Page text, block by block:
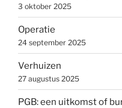
3 oktober 2025
Operatie
24 september 2025
Verhuizen
27 augustus 2025
PGB: een uitkomst of